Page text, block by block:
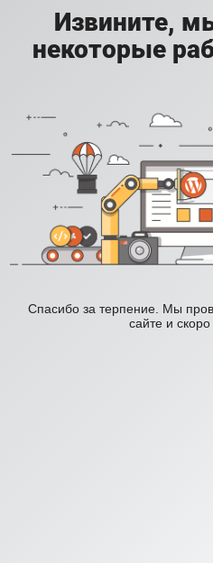
Извините,
некоторые
Спасибо за терпение. Мы
сайте и